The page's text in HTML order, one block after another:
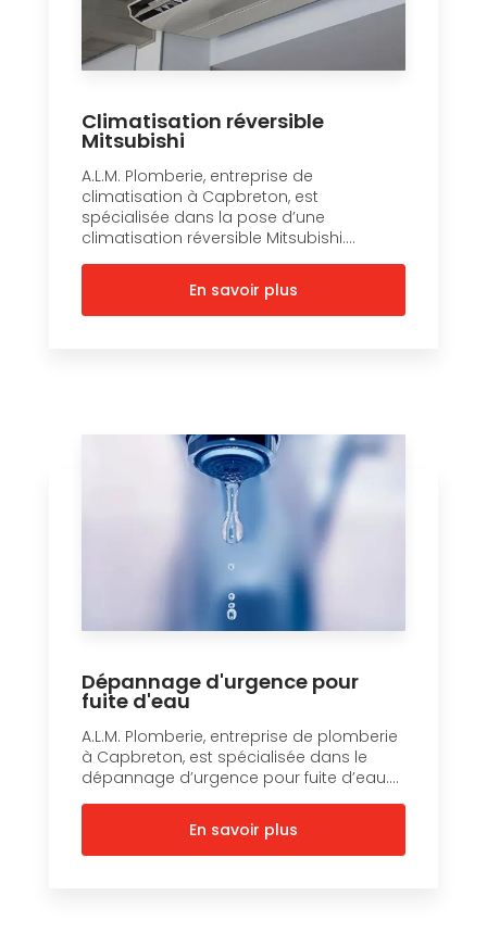
Climatisation réversible
Mitsubishi
A.L.M. Plomberie, entreprise de
climatisation à Capbreton, est
spécialisée dans la pose d’une
climatisation réversible Mitsubishi....
En savoir plus
Dépannage d'urgence pour
fuite d'eau
A.L.M. Plomberie, entreprise de plomberie
à Capbreton, est spécialisée dans le
dépannage d’urgence pour fuite d’eau....
En savoir plus